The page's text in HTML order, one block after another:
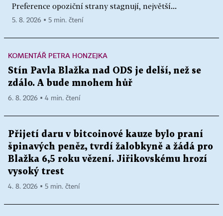
Preference opoziční strany stagnují, největší...
5. 8. 2026 ▪ 5 min. čtení
KOMENTÁŘ PETRA HONZEJKA
Stín Pavla Blažka nad ODS je delší, než se
zdálo. A bude mnohem hůř
6. 8. 2026 ▪ 4 min. čtení
Přijetí daru v bitcoinové kauze bylo praní
špinavých peněz, tvrdí žalobkyně a žádá pro
Blažka 6,5 roku vězení. Jiřikovskému hrozí
vysoký trest
4. 8. 2026 ▪ 5 min. čtení